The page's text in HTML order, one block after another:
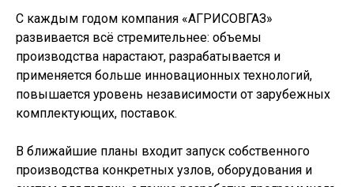
С каждым годом компания «АГРИСОВГАЗ»
развивается всё стремительнее: объемы
производства нарастают, разрабатывается и
применяется больше инновационных технологий,
повышается уровень независимости от зарубежных
комплектующих, поставок.
В ближайшие планы входит запуск собственного
производства конкретных узлов, оборудования и